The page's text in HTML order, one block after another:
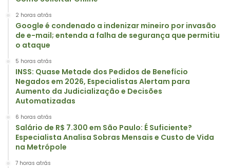
2 horas atrás
Google é condenado a indenizar mineiro por invasão
de e-mail; entenda a falha de segurança que permitiu
o ataque
5 horas atrás
INSS: Quase Metade dos Pedidos de Benefício
Negados em 2026, Especialistas Alertam para
Aumento da Judicialização e Decisões
Automatizadas
6 horas atrás
Salário de R$ 7.300 em São Paulo: É Suficiente?
Especialista Analisa Sobras Mensais e Custo de Vida
na Metrópole
7 horas atrás